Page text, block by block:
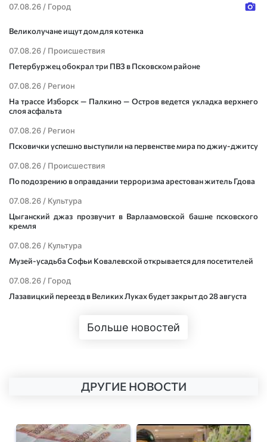
07.08.26 / Город
Великолучане ищут дом для котенка
07.08.26 / Происшествия
Петербуржец обокрал три ПВЗ в Псковском районе
07.08.26 / Регион
На трассе Изборск — Палкино — Остров ведется укладка верхнего
слоя асфальта
07.08.26 / Регион
Псковички успешно выступили на первенстве мира по джиу-джитсу
07.08.26 / Происшествия
По подозрению в оправдании терроризма арестован житель Гдова
07.08.26 / Культура
Цыганский джаз прозвучит в Варлаамовской башне псковского
кремля
07.08.26 / Культура
Музей-усадьба Софьи Ковалевской открывается для посетителей
07.08.26 / Город
Лазавицкий переезд в Великих Луках будет закрыт до 28 августа
Больше новостей
ДРУГИЕ НОВОСТИ